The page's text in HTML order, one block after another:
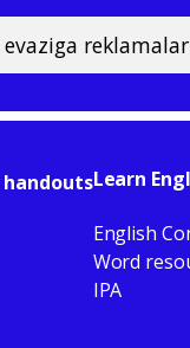
evaziga
Learn
English
Word
IPA